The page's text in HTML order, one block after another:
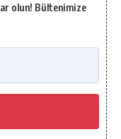
olun! Bültenimize